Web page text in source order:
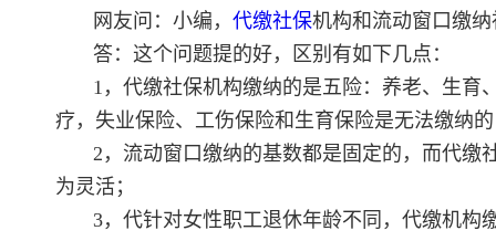
网友问：小编，代缴社保机构和流动窗口缴
答：这个问题提的好，区别有如下几点：
1，代缴社保机构缴纳的是五险：养老、生
疗，失业保险、工伤保险和生育保险是无法缴纳
2，流动窗口缴纳的基数都是固定的，而代缴
为灵活；
3，代针对女性职工退休年龄不同，代缴机构